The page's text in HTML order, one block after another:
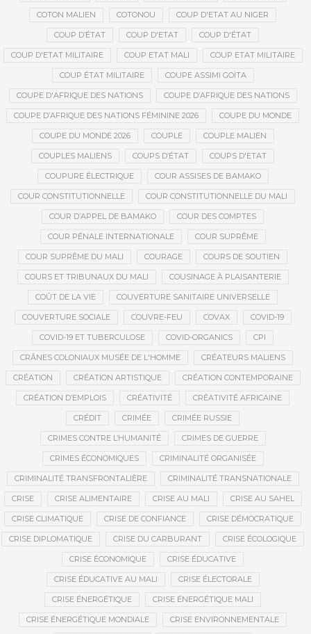
COTON MALIEN COTONOU COUP D'ETAT AU NIGER
COUP D’ÉTAT COUP D'ETAT COUP D'ÉTAT
COUP D'ETAT MILITAIRE COUP ETAT MALI COUP ETAT MILITAIRE
COUP ÉTAT MILITAIRE COUPE ASSIMI GOÏTA
COUPE D'AFRIQUE DES NATIONS COUPE D’AFRIQUE DES NATIONS
COUPE D’AFRIQUE DES NATIONS FÉMININE 2026 COUPE DU MONDE
COUPE DU MONDE 2026 COUPLE COUPLE MALIEN
COUPLES MALIENS COUPS D’ÉTAT COUPS D'ETAT
COUPURE ÉLECTRIQUE COUR ASSISES DE BAMAKO
COUR CONSTITUTIONNELLE COUR CONSTITUTIONNELLE DU MALI
COUR D’APPEL DE BAMAKO COUR DES COMPTES
COUR PÉNALE INTERNATIONALE COUR SUPRÊME
COUR SUPRÊME DU MALI COURAGE COURS DE SOUTIEN
COURS ET TRIBUNAUX DU MALI COUSINAGE À PLAISANTERIE
COÛT DE LA VIE COUVERTURE SANITAIRE UNIVERSELLE
COUVERTURE SOCIALE COUVRE-FEU COVAX COVID-19
COVID-19 ET TUBERCULOSE COVID-ORGANICS CPI
CRÂNES COLONIAUX MUSÉE DE L'HOMME CRÉATEURS MALIENS
CRÉATION CRÉATION ARTISTIQUE CRÉATION CONTEMPORAINE
CRÉATION D’EMPLOIS CRÉATIVITÉ CRÉATIVITÉ AFRICAINE
CRÉDIT CRIMÉE CRIMÉE RUSSIE
CRIMES CONTRE L’HUMANITÉ CRIMES DE GUERRE
CRIMES ÉCONOMIQUES CRIMINALITÉ ORGANISÉE
CRIMINALITÉ TRANSFRONTALIÈRE CRIMINALITÉ TRANSNATIONALE
CRISE CRISE ALIMENTAIRE CRISE AU MALI CRISE AU SAHEL
CRISE CLIMATIQUE CRISE DE CONFIANCE CRISE DÉMOCRATIQUE
CRISE DIPLOMATIQUE CRISE DU CARBURANT CRISE ÉCOLOGIQUE
CRISE ÉCONOMIQUE CRISE ÉDUCATIVE
CRISE ÉDUCATIVE AU MALI CRISE ÉLECTORALE
CRISE ÉNERGÉTIQUE CRISE ÉNERGÉTIQUE MALI
CRISE ÉNERGÉTIQUE MONDIALE CRISE ENVIRONNEMENTALE